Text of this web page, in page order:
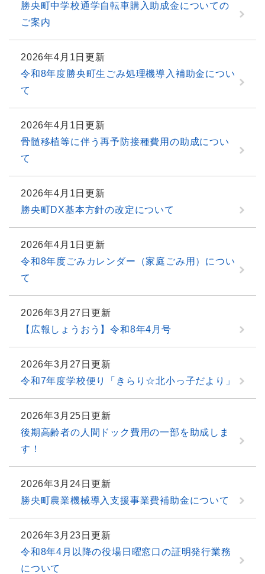
勝央町中学校通学自転車購入助成金についての
ご案内
2026年4月1日更新
令和8年度勝央町生ごみ処理機導入補助金につい
て
2026年4月1日更新
骨髄移植等に伴う再予防接種費用の助成につい
て
2026年4月1日更新
勝央町DX基本方針の改定について
2026年4月1日更新
令和8年度ごみカレンダー（家庭ごみ用）につい
て
2026年3月27日更新
【広報しょうおう】令和8年4月号
2026年3月27日更新
令和7年度学校便り「きらり☆北小っ子だより」
2026年3月25日更新
後期高齢者の人間ドック費用の一部を助成しま
す！
2026年3月24日更新
勝央町農業機械導入支援事業費補助金について
2026年3月23日更新
令和8年4月以降の役場日曜窓口の証明発行業務
について